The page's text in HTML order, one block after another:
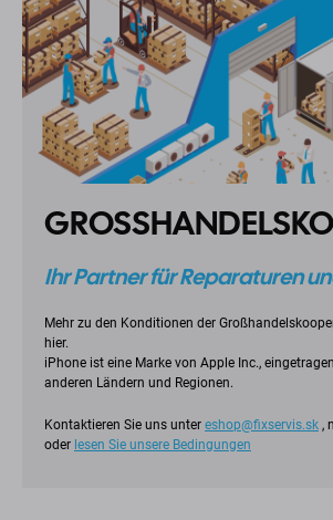
Ihr Partner für Reparaturen
Mehr zu den Konditionen der
hier.
iPhone ist eine Marke von Apple Inc.,
anderen Ländern und Regionen.
Kontaktieren Sie uns unter eshop@fixservis.sk ,
oder lesen Sie unsere Bedingungen